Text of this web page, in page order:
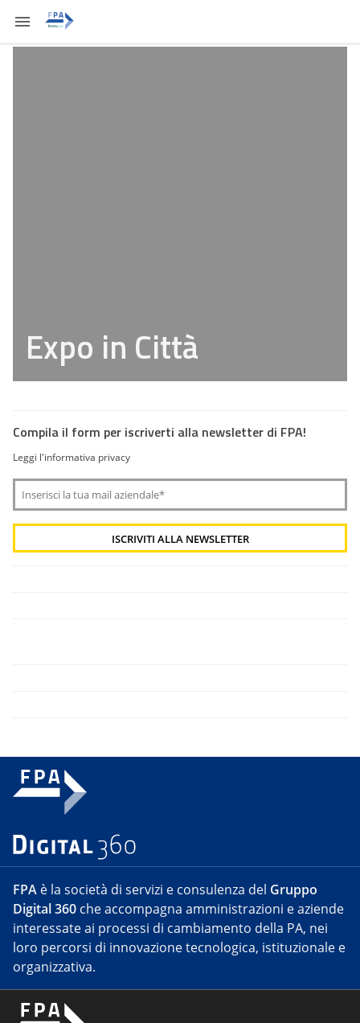
Expo in Città
Compila il form per iscriverti alla newsletter di FPA!
Leggi l'informativa privacy
FPA è la società di servizi e consulenza del Gruppo
Digital 360 che accompagna amministrazioni e aziende
interessate ai processi di cambiamento della PA, nei
loro percorsi di innovazione tecnologica, istituzionale e
organizzativa.